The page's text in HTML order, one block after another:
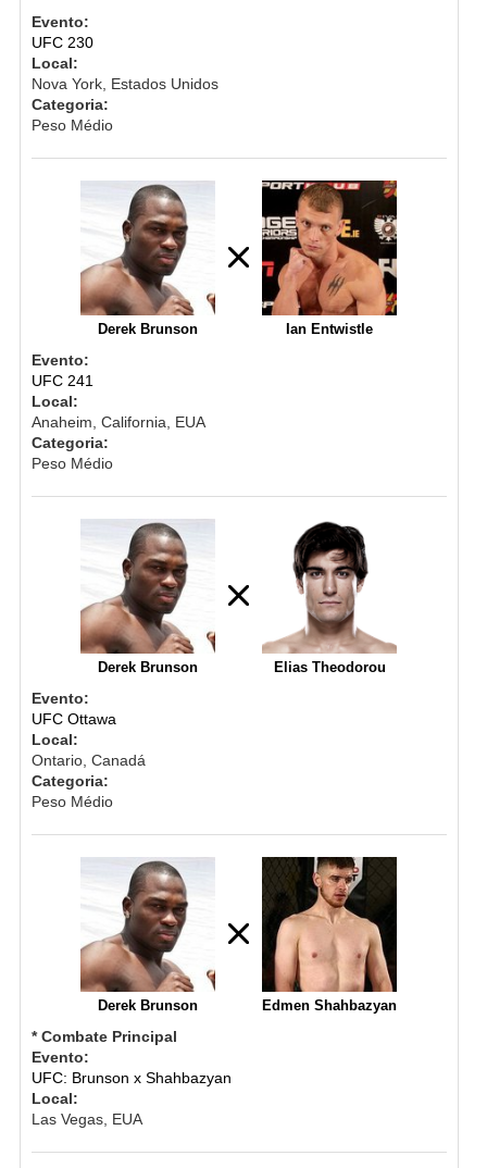
Evento:
UFC 230
Local:
Nova York, Estados Unidos
Categoria:
Peso Médio
Derek Brunson Ian Entwistle
Evento:
UFC 241
Local:
Anaheim, California, EUA
Categoria:
Peso Médio
Derek Brunson Elias Theodorou
Evento:
UFC Ottawa
Local:
Ontario, Canadá
Categoria:
Peso Médio
Derek Brunson Edmen Shahbazyan
* Combate Principal
Evento:
UFC: Brunson x Shahbazyan
Local:
Las Vegas, EUA